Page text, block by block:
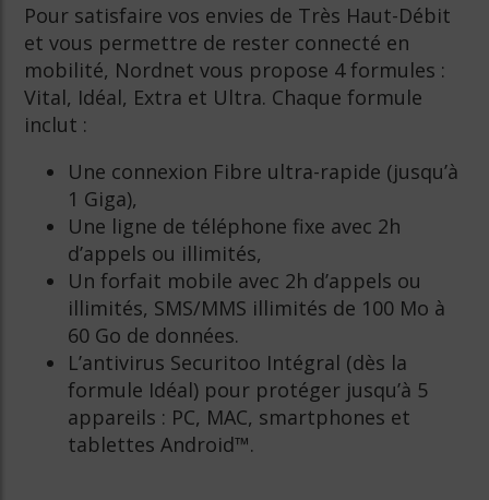
Pour satisfaire vos envies de Très Haut-Débit
et vous permettre de rester connecté en
mobilité, Nordnet vous propose 4 formules :
Vital, Idéal, Extra et Ultra. Chaque formule
inclut :
Une connexion Fibre ultra-rapide (jusqu’à
1 Giga),
Une ligne de téléphone fixe avec 2h
d’appels ou illimités,
Un forfait mobile avec 2h d’appels ou
illimités, SMS/MMS illimités de 100 Mo à
60 Go de données.
L’antivirus Securitoo Intégral (dès la
formule Idéal) pour protéger jusqu’à 5
appareils : PC, MAC, smartphones et
tablettes Android™.